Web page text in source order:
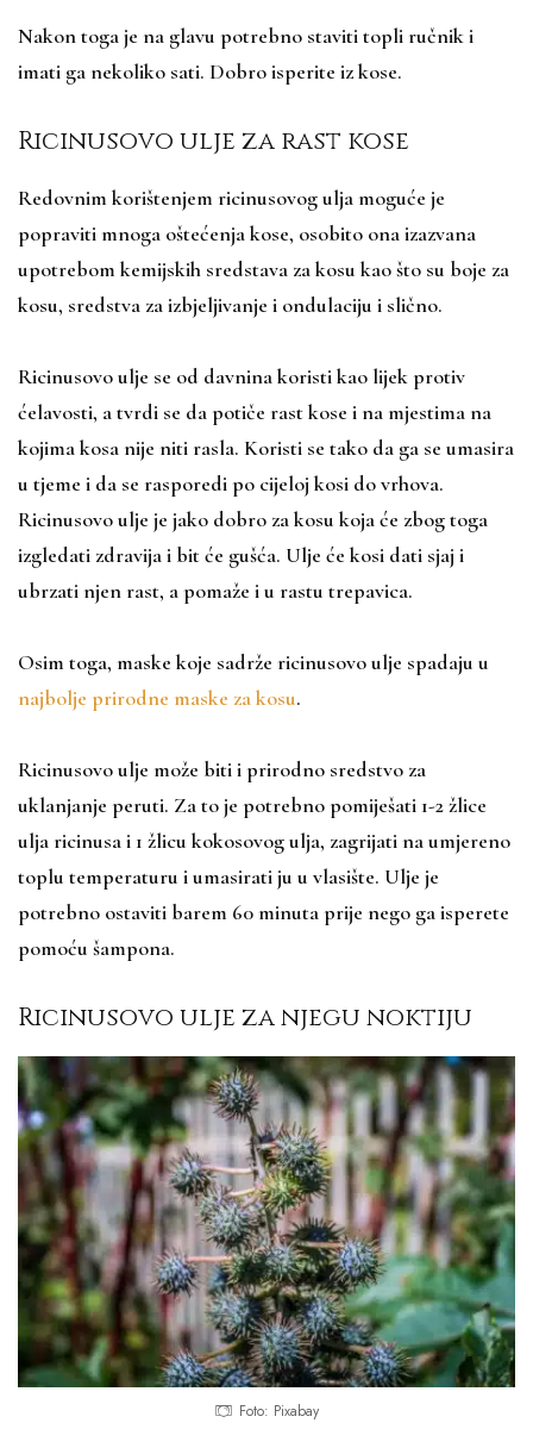
Nakon toga je na glavu potrebno staviti topli ručnik i
imati ga nekoliko sati. Dobro isperite iz kose.
Ricinusovo ulje za rast kose
Redovnim korištenjem ricinusovog ulja moguće je
popraviti mnoga oštećenja kose, osobito ona izazvana
upotrebom kemijskih sredstava za kosu kao što su boje za
kosu, sredstva za izbjeljivanje i ondulaciju i slično.
Ricinusovo ulje se od davnina koristi kao lijek protiv
ćelavosti, a tvrdi se da potiče rast kose i na mjestima na
kojima kosa nije niti rasla. Koristi se tako da ga se umasira
u tjeme i da se rasporedi po cijeloj kosi do vrhova.
Ricinusovo ulje je jako dobro za kosu koja će zbog toga
izgledati zdravija i bit će gušća. Ulje će kosi dati sjaj i
ubrzati njen rast, a pomaže i u rastu trepavica.
Osim toga, maske koje sadrže ricinusovo ulje spadaju u
najbolje prirodne maske za kosu.
Ricinusovo ulje može biti i prirodno sredstvo za
uklanjanje peruti. Za to je potrebno pomiješati 1-2 žlice
ulja ricinusa i 1 žlicu kokosovog ulja, zagrijati na umjereno
toplu temperaturu i umasirati ju u vlasište. Ulje je
potrebno ostaviti barem 60 minuta prije nego ga isperete
pomoću šampona.
Ricinusovo ulje za njegu noktiju
Foto: Pixabay